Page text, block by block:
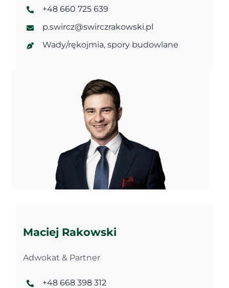
+48 660 725 639
p.swircz@swirczrakowski.pl
Wady/rękojmia, spory budowlane
Maciej Rakowski
Adwokat & Partner
+48 668 398 312